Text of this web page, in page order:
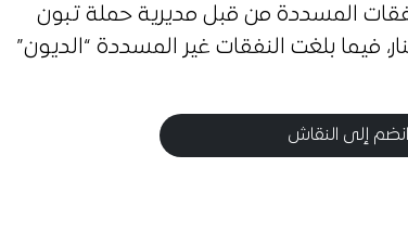
المسددة من قبل مديرية حملة تبون
بلغت 52.938.808.32 دينار، فيما بلغت النفقات غير المسددة “الديون”
انضم إلى النقاش